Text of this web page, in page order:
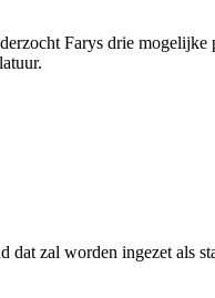
Farys drie mogelijke
zal worden ingezet als